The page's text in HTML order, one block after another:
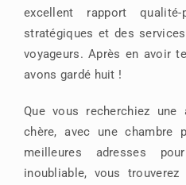
excellent rapport
stratégiques et des
voyageurs. Après en avoir
avons gardé huit !
Que vous recherchiez une
chère, avec une chambre
meilleures adresses
inoubliable, vous